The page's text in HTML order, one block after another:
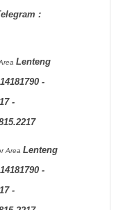
:
Lenteng
-
-
Area Lenteng
-
-